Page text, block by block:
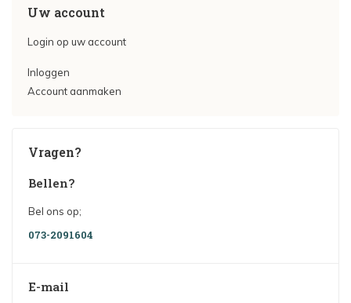
Uw account
Login op uw account
Inloggen
Account aanmaken
Vragen?
Bellen?
Bel ons op;
073-2091604
E-mail